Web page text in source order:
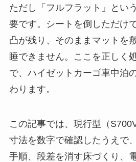
ただし「フルフラット」とい
要です。シートを倒しただけ
凸が残り、そのままマットを
睡できません。ここを正しく
で、ハイゼットカーゴ車中泊
わります。
この記事では、現行型（
寸法を数字で確認したうえで
手順、段差を消す床づくり、